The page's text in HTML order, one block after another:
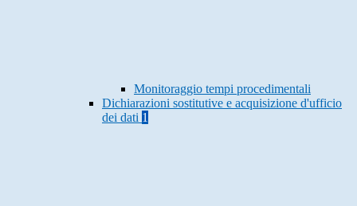
Monitoraggio tempi procedimentali
Dichiarazioni sostitutive e acquisizione d'ufficio
dei dati 1